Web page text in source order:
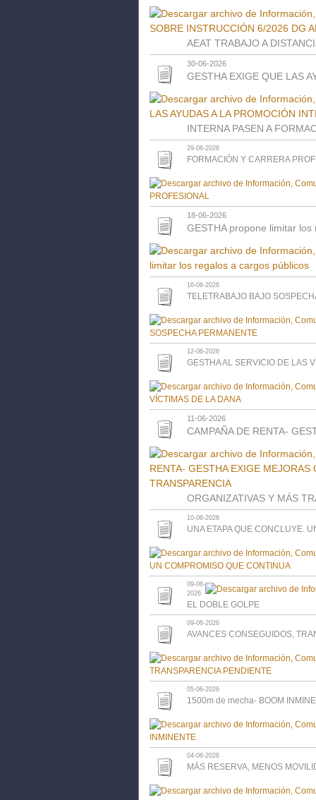
AEAT TRABAJO A
30-06-2026
GESTHA EXIGE QUE LAS
INTERNA PASEN A
29-06-2026
FORMACIÓN Y CARRERA
18-06-2026
GESTHA propone limitar
16-06-2026
TELETRABAJO BAJO
12-06-2026
GESTHA AL SERVICIO DE LAS
11-06-2026
CAMPAÑA DE RENTA-
ORGANIZATIVAS Y MÁS
10-06-2026
UNA ETAPA QUE CONCLUYE.
09-06-
2026
EL DOBLE GOLPE
09-06-2026
AVANCES CONSEGUIDOS,
05-06-2026
1500m de mecha- BOOM
04-06-2026
MÁS RESERVA, MENOS